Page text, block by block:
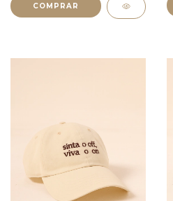
COMPRAR